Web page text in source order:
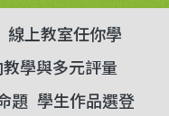
線上教室任你學
學與多元評量
題 學生作品選登